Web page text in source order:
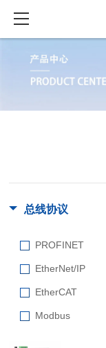
总线协议
PROFINET
EtherNet/IP
EtherCAT
Modbus